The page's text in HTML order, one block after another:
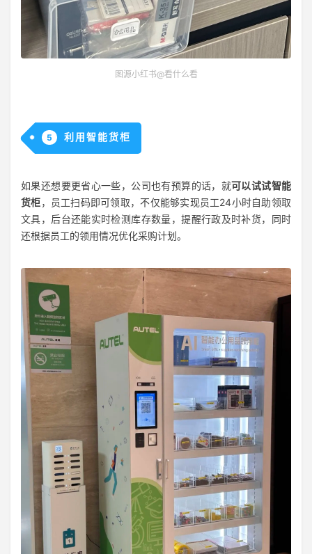
图源小红书@看什么看
5 利用智能货柜
如果还想要更省心一些，公司也有预算的话，就可以试试智能
货柜，员工扫码即可领取，不仅能够实现员工24小时自助领取
文具，后台还能实时检测库存数量，提醒行政及时补货，同时
还根据员工的领用情况优化采购计划。